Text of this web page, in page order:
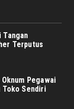
Tangan
Terputus
Pegawai
Sendiri